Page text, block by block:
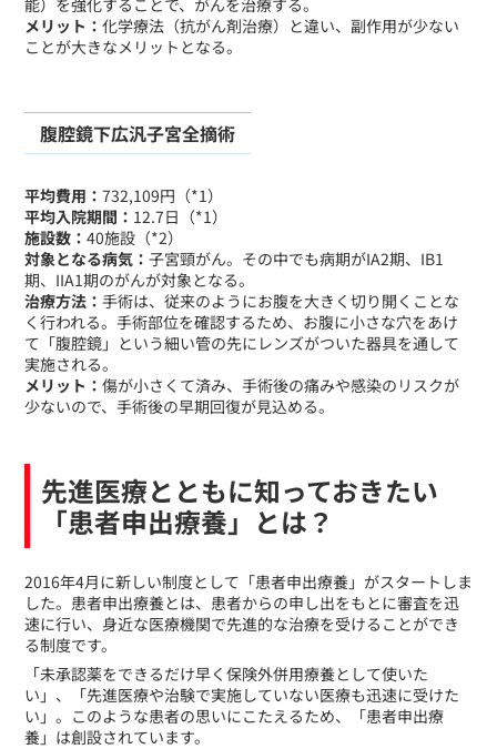
能）を強化することで、がんを治療する。
メリット： 化学療法（抗がん剤治療）と違い、副作用が少ない
ことが大きなメリットとなる。
腹腔鏡下広汎子宮全摘術
平均費用： 732,109円（*1）
平均入院期間： 12.7日（*1）
施設数： 40施設（*2）
対象となる病気： 子宮頸がん。その中でも病期がIA2期、IB1
期、IIA1期のがんが対象となる。
治療方法： 手術は、従来のようにお腹を大きく切り開くことな
く行われる。手術部位を確認するため、お腹に小さな穴をあけ
て「腹腔鏡」という細い管の先にレンズがついた器具を通して
実施される。
メリット： 傷が小さくて済み、手術後の痛みや感染のリスクが
少ないので、手術後の早期回復が見込める。
先進医療とともに知っておきたい
「患者申出療養」とは？
​2016年4月に新しい制度として「患者申出療養」がスタートしま
した。患者申出療養とは、患者からの申し出をもとに審査を迅
速に行い、身近な医療機関で先進的な治療を受けることができ
る制度です。
「未承認薬をできるだけ早く保険外併用療養として使いた
い」、「先進医療や治験で実施していない医療も迅速に受けた
い」。このような患者の思いにこたえるため、「患者申出療
養」は創設されています。